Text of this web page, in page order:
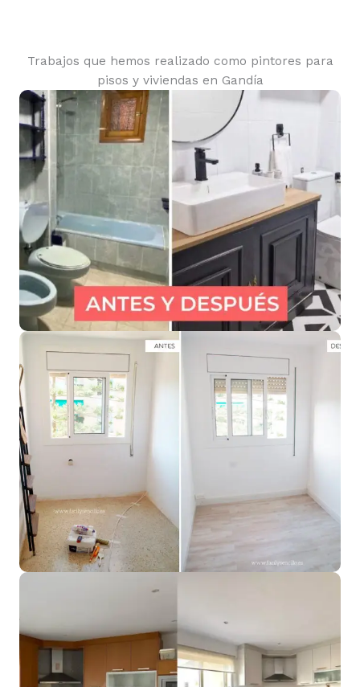
Trabajos que hemos realizado como pintores para
pisos y viviendas en Gandía